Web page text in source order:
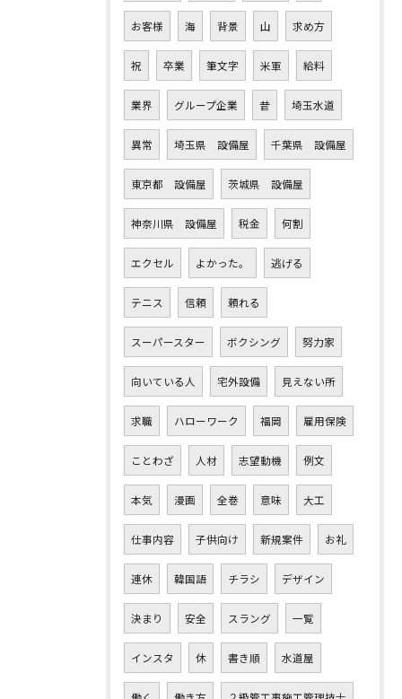
お客様 海 背景 山 求め方
祝 卒業 筆文字 米軍 給料
業界 グループ企業 昔 埼玉水道
異常 埼玉県 設備屋 千葉県 設備屋
東京都 設備屋 茨城県 設備屋
神奈川県 設備屋 税金 何割
エクセル よかった。 逃げる
テニス 信頼 頼れる
スーパースター ボクシング 努力家
向いている人 宅外設備 見えない所
求職 ハローワーク 福岡 雇用保険
ことわざ 人材 志望動機 例文
本気 漫画 全巻 意味 大工
仕事内容 子供向け 新規案件 お礼
連休 韓国語 チラシ デザイン
決まり 安全 スラング 一覧
インスタ 休 書き順 水道屋